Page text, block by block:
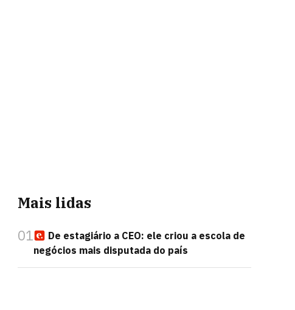
Mais lidas
01
De estagiário a CEO: ele criou a escola de
negócios mais disputada do país